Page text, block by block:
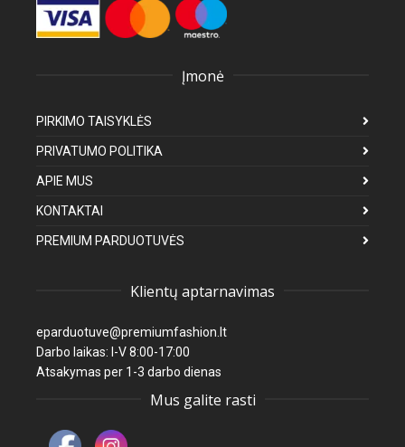
Įmonė
PIRKIMO TAISYKLĖS
PRIVATUMO POLITIKA
APIE MUS
KONTAKTAI
PREMIUM PARDUOTUVĖS
Klientų aptarnavimas
eparduotuve@premiumfashion.lt
Darbo laikas: I-V 8:00-17:00
Atsakymas per 1-3 darbo dienas
Mus galite rasti